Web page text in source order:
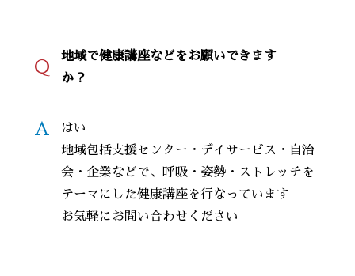
Q
地域で健康講座などをお願いできます
か？
A
はい
地域包括支援センター・デイサービス・自治
会・企業などで、呼吸・姿勢・ストレッチを
テーマにした健康講座を行なっています
お気軽にお問い合わせください